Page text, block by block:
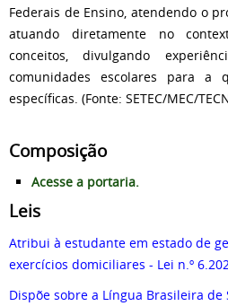
Federais de Ensino, atendendo o
atuando diretamente no
conceitos, divulgando
comunidades escolares para a
específicas. (Fonte: SETEC/MEC/
Composição
Acesse a portaria.
Leis
Atribui à estudante em estado de
exercícios domiciliares - Lei n.º
Dispõe sobre a Língua Brasileira de